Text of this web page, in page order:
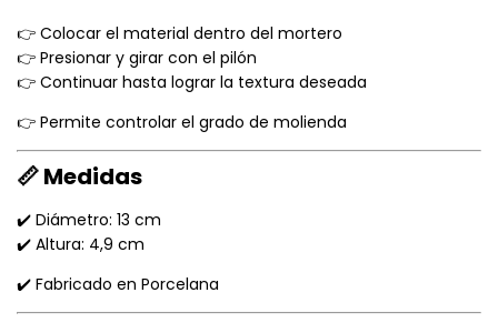
👉 Colocar el material dentro del mortero
👉 Presionar y girar con el pilón
👉 Continuar hasta lograr la textura deseada
👉 Permite controlar el grado de molienda
📏 Medidas
✔️ Diámetro: 13 cm
✔️ Altura: 4,9 cm
✔️ Fabricado en Porcelana